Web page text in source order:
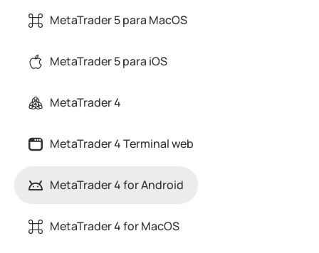
MetaTrader 5 para MacOS
MetaTrader 5 para iOS
MetaTrader 4
MetaTrader 4 Terminal web
MetaTrader 4 for Android
MetaTrader 4 for MacOS